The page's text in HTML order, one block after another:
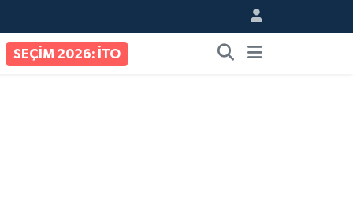
SEÇİM 2026: İTO